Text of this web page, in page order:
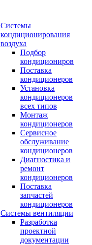
Системы
кондиционирования
воздуха
Подбор
кондициониров
Поставка
кондиционеров
Установка
кондиционеров
всех типов
Монтаж
кондиционеров
Сервисное
обслуживание
кондиционеров
Диагностика и
ремонт
кондиционеров
Поставка
запчастей
кондиционеров
Системы вентиляции
Разработка
проектной
документации